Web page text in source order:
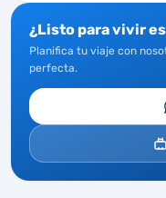
¿Listo para vivir
Planifica tu viaje con
perfecta.